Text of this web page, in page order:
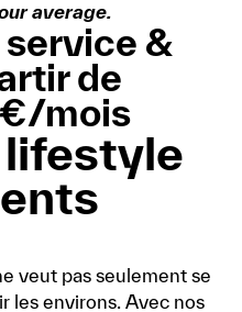
average.
&
de
mois
lifestyle
veut pas seulement se
les environs. Avec nos